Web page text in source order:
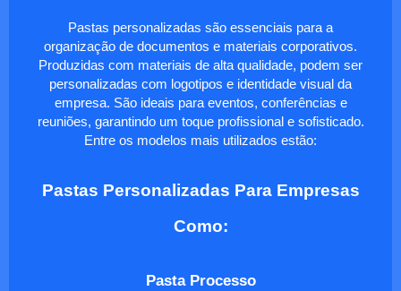
Pastas personalizadas são essenciais para a
organização de documentos e materiais corporativos.
Produzidas com materiais de alta qualidade, podem ser
personalizadas com logotipos e identidade visual da
empresa. São ideais para eventos, conferências e
reuniões, garantindo um toque profissional e sofisticado.
Entre os modelos mais utilizados estão:
Pastas Personalizadas Para Empresas
Como:
Pasta Processo